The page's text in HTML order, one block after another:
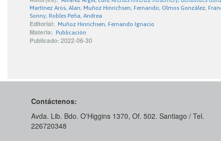
Martínez Aros, Alan; Muñoz Hinrichsen, Fernando; Olmos González,
Sonny; Robles Peña, Andrea
Editorial: Muñoz Hinrichsen, Fernando Ignacio
Materia: Publicación
Publicado: 2022-06-30
Contáctenos:
Avda. Lib. Bdo. O'Higgins 1370, Of. 502. Santiago / Tel.
226720348